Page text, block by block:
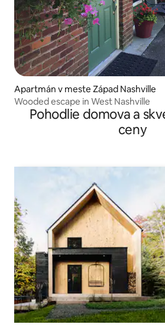
Apartmán v meste Západ Nashville
Wooded escape in West Nashville
Pohodlie domova a
ceny